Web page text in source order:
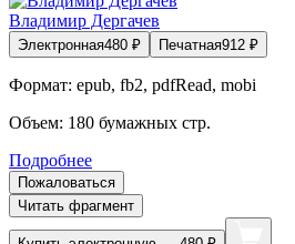
Владимир Дергачев
Электронная480 ₽ Печатная912 ₽
Формат: epub, fb2, pdfRead, mobi
Объем: 180 бумажных стр.
Подробнее
Пожаловаться
Читать фрагмент